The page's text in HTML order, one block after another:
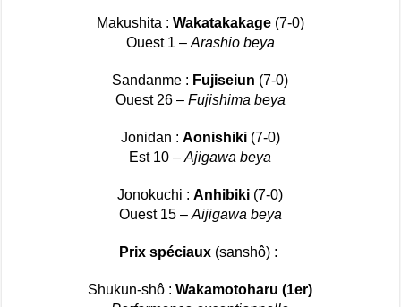
Makushita : Wakatakakage (7-0)
Ouest 1 – Arashio beya
Sandanme : Fujiseiun (7-0)
Ouest 26 – Fujishima beya
Jonidan : Aonishiki (7-0)
Est 10 –Ajigawa beya
Jonokuchi :Anhibiki (7-0)
Ouest 15 – Aijigawa beya
Prix spéciaux (sanshô):
Shukun-shô :Wakamotoharu (1er)